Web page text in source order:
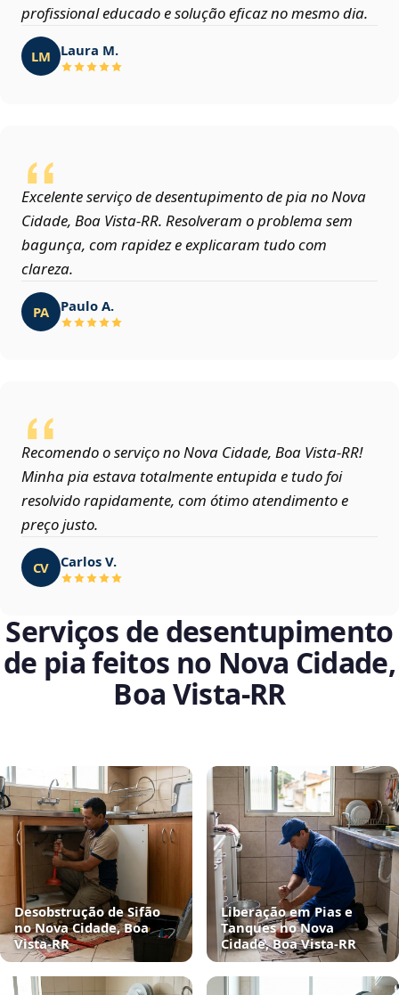
profissional educado e solução eficaz no mesmo dia.
LM Laura M.
Excelente serviço de desentupimento de pia no Nova
Cidade, Boa Vista‑RR. Resolveram o problema sem
bagunça, com rapidez e explicaram tudo com
clareza.
PA Paulo A.
Recomendo o serviço no Nova Cidade, Boa Vista‑RR!
Minha pia estava totalmente entupida e tudo foi
resolvido rapidamente, com ótimo atendimento e
preço justo.
CV Carlos V.
Serviços de desentupimento
de pia feitos no Nova Cidade,
Boa Vista‑RR
Desobstrução de Sifão
no Nova Cidade, Boa
Vista‑RR
Liberação em Pias e
Tanques no Nova
Cidade, Boa Vista‑RR